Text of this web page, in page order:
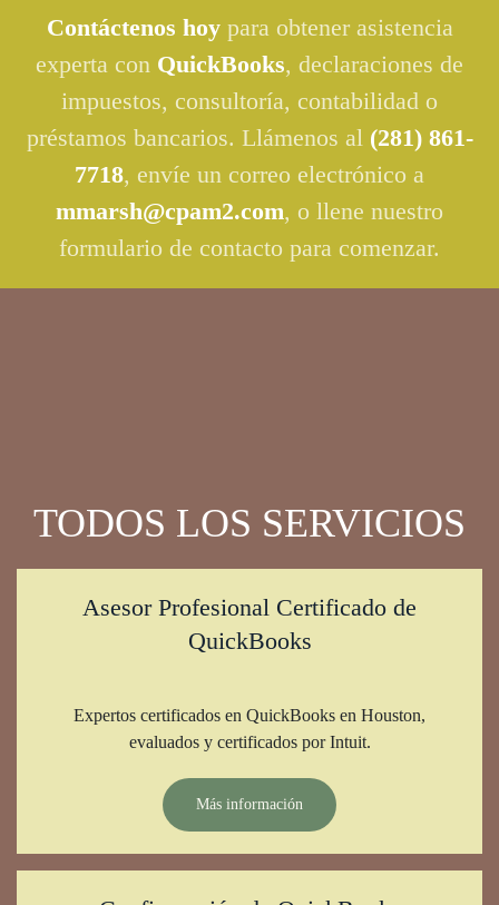
Contáctenos hoypara obtener asistencia
experta con QuickBooks, declaraciones de
impuestos, consultoría, contabilidad o
préstamos bancarios. Llámenos al (281) 861-
7718, envíe un correo electrónico a
mmarsh@cpam2.com, o llene nuestro
formulario de contacto para comenzar.
TODOS LOS SERVICIOS
Asesor Profesional Certificado de
QuickBooks
Expertos certificados en QuickBooks en Houston,
evaluados y certificados por Intuit.
Más información